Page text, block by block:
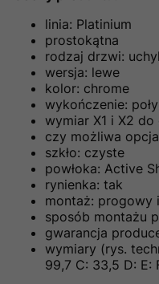
linia: Platinium
prostokątna
rodzaj drzwi:
wersja: lewe
kolor: chrome
wykończenie:
wymiar X1 i X2 do
czy możliwa
szkło: czyste
powłoka: Active
rynienka: tak
montaż: progowy
sposób montażu
gwarancja
wymiary (rys.
99,7 C: 33,5 D: E: